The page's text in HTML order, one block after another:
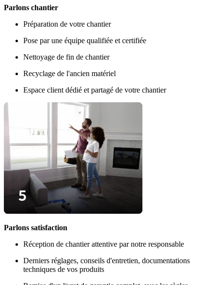
Parlons chantier
Préparation de votre chantier
Pose par une équipe qualifiée et certifiée
Nettoyage de fin de chantier
Recyclage de l'ancien matériel
Espace client dédié et partagé de votre chantier
Parlons satisfaction
Réception de chantier attentive par notre responsable
Derniers réglages, conseils d'entretien, documentations
techniques de vos produits